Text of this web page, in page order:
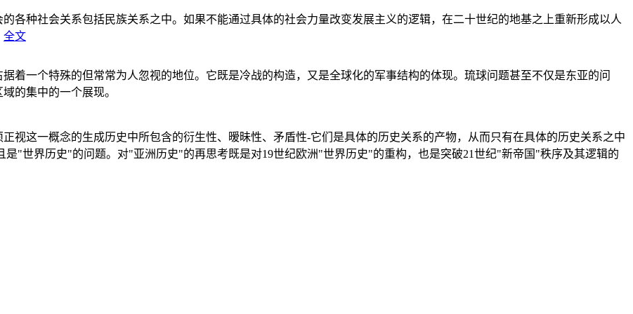
各种社会关系包括民族关系之中。如果不能通过具体的社会力量改变发展主义的逻辑，在二十世纪的地基之上重新形成以人
全文
着一个特殊的但常常为人忽视的地位。它既是冷战的构造，又是全球化的军事结构的体现。琉球问题甚至不仅是东亚的问
的集中的一个展现。
视这一概念的生成历史中所包含的衍生性、暧昧性、矛盾性-它们是具体的历史关系的产物，从而只有在具体的历史关系之中
"世界历史"的问题。对"亚洲历史"的再思考既是对19世纪欧洲"世界历史"的重构，也是突破21世纪"新帝国"秩序及其逻辑的